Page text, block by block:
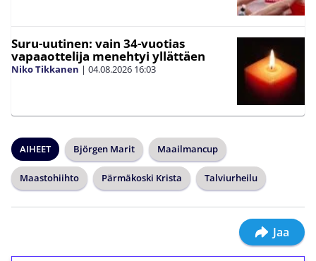
Suru-uutinen: vain 34-vuotias
vapaaottelija menehtyi yllättäen
Niko Tikkanen | 04.08.2026 16:03
AIHEET Björgen Marit Maailmancup
Maastohiihto Pärmäkoski Krista Talviurheilu
Jaa